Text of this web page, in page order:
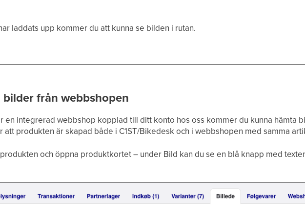
laddats upp kommer du att kunna se bilden i rutan.
bilder från webbshopen
en integrerad webbshop kopplad till ditt konto hos oss kommer du kunna hämta
att produkten är skapad både i C1ST/Bikedesk och i webbshopen med samma
och öppna produktkortet – under Bild kan du se en blå knapp med